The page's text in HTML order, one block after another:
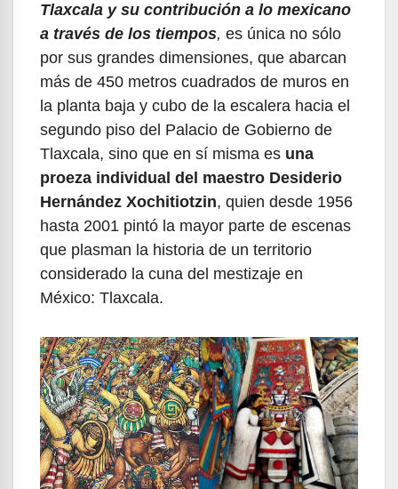
Tlaxcala y su contribución a lo mexicano
a través de los tiempos, es única no sólo
por sus grandes dimensiones, que abarcan
más de 450 metros cuadrados de muros en
la planta baja y cubo de la escalera hacia el
segundo piso del Palacio de Gobierno de
Tlaxcala, sino que en sí misma es una
proeza individual del maestro Desiderio
Hernández Xochitiotzin, quien desde 1956
hasta 2001 pintó la mayor parte de escenas
que plasman la historia de un territorio
considerado la cuna del mestizaje en
México: Tlaxcala.